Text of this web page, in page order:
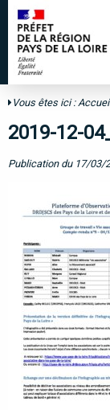
Vous êtes ici :
2019-12-
Publication du 17/03/